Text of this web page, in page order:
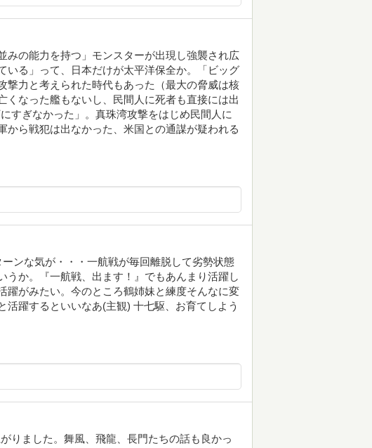
みの能力を持つ」モンスターが出現し強襲され広
いる」って、日本だけが太平洋保全か。「ビッグ
撃力と考えられた時代もあった（最大の脅威は核
くなった艦もないし、民間人に死者も直接には出
すぎなかった」。真珠湾攻撃をはじめ民間人に
から戦犯は出なかった、米国との通謀が疑われる
ンな気が・・・一航戦が毎回離脱して劣勢状態
うか。『一航戦、出ます！』でもあんまり活躍し
躍がみたい。今のところ鶴姉妹と練度そんなに変
活躍するといいなあ(主観) 十七駆、お育てしよう
りました。舞風、飛龍、長門たちの話も良かっ